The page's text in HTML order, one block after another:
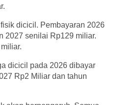
dicicil. Pembayaran 2026
2027 senilai Rp129 miliar.
dicicil pada 2026 dibayar
Rp2 Miliar dan tahun